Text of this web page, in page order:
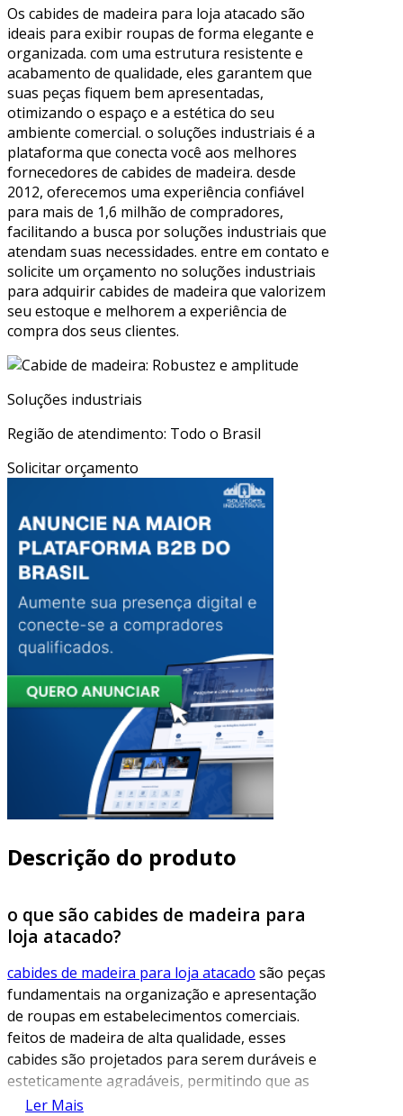
Os cabides de madeira para loja atacado são
ideais para exibir roupas de forma elegante e
organizada. com uma estrutura resistente e
acabamento de qualidade, eles garantem que
suas peças fiquem bem apresentadas,
otimizando o espaço e a estética do seu
ambiente comercial. o soluções industriais é a
plataforma que conecta você aos melhores
fornecedores de cabides de madeira. desde
2012, oferecemos uma experiência confiável
para mais de 1,6 milhão de compradores,
facilitando a busca por soluções industriais que
atendam suas necessidades. entre em contato e
solicite um orçamento no soluções industriais
para adquirir cabides de madeira que valorizem
seu estoque e melhorem a experiência de
compra dos seus clientes.
Soluções industriais
Região de atendimento: Todo o Brasil
Solicitar orçamento
Descrição do produto
o que são cabides de madeira para
loja atacado?
cabides de madeira para loja atacado são peças
fundamentais na organização e apresentação
de roupas em estabelecimentos comerciais.
feitos de madeira de alta qualidade, esses
cabides são projetados para serem duráveis e
esteticamente agradáveis, permitindo que as
roupas sejam exibidas de forma atraente. seu
Ler Mais